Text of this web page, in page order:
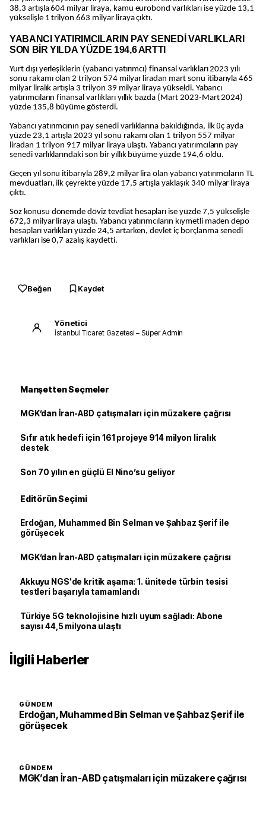
38,3 artışla 604 milyar liraya, kamu eurobond varlıkları ise yüzde 13,1
yükselişle 1 trilyon 663 milyar liraya çıktı.
YABANCI YATIRIMCILARIN PAY SENEDİ VARLIKLARI
SON BİR YILDA YÜZDE 194,6 ARTTI
Yurt dışı yerleşiklerin (yabancı yatırımcı) finansal varlıkları 2023 yılı
sonu rakamı olan 2 trilyon 574 milyar liradan mart sonu itibarıyla 465
milyar liralık artışla 3 trilyon 39 milyar liraya yükseldi. Yabancı
yatırımcıların finansal varlıkları yıllık bazda (Mart 2023-Mart 2024)
yüzde 135,8 büyüme gösterdi.
Yabancı yatırımcının pay senedi varlıklarına bakıldığında, ilk üç ayda
yüzde 23,1 artışla 2023 yıl sonu rakamı olan 1 trilyon 557 milyar
liradan 1 trilyon 917 milyar liraya ulaştı. Yabancı yatırımcıların pay
senedi varlıklarındaki son bir yıllık büyüme yüzde 194,6 oldu.
Geçen yıl sonu itibarıyla 289,2 milyar lira olan yabancı yatırımcıların TL
mevduatları, ilk çeyrekte yüzde 17,5 artışla yaklaşık 340 milyar liraya
çıktı.
Söz konusu dönemde döviz tevdiat hesapları ise yüzde 7,5 yükselişle
672,3 milyar liraya ulaştı. Yabancı yatırımcıların kıymetli maden depo
hesapları varlıkları yüzde 24,5 artarken, devlet iç borçlanma senedi
varlıkları ise 0,7 azalış kaydetti.
Beğen Kaydet
Yönetici
İstanbul Ticaret Gazetesi – Süper Admin
Manşetten Seçmeler
MGK’dan İran-ABD çatışmaları için müzakere çağrısı
Sıfır atık hedefi için 161 projeye 914 milyon liralık
destek
Son 70 yılın en güçlü El Nino’su geliyor
Editörün Seçimi
Erdoğan, Muhammed Bin Selman ve Şahbaz Şerif ile
görüşecek
MGK’dan İran-ABD çatışmaları için müzakere çağrısı
Akkuyu NGS'de kritik aşama: 1. ünitede türbin tesisi
testleri başarıyla tamamlandı
Türkiye 5G teknolojisine hızlı uyum sağladı: Abone
sayısı 44,5 milyona ulaştı
İlgili Haberler
GÜNDEM
Erdoğan, Muhammed Bin Selman ve Şahbaz Şerif ile
görüşecek
GÜNDEM
MGK’dan İran-ABD çatışmaları için müzakere çağrısı